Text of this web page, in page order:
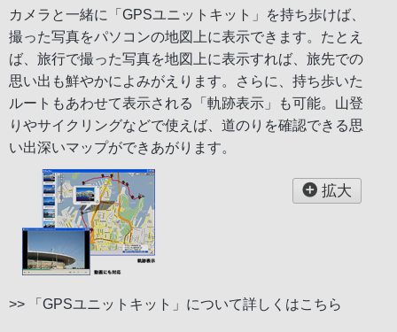
カメラと一緒に「GPSユニットキット」を持ち歩けば、
撮った写真をパソコンの地図上に表示できます。たとえ
ば、旅行で撮った写真を地図上に表示すれば、旅先での
思い出も鮮やかによみがえります。さらに、持ち歩いた
ルートもあわせて表示される「軌跡表示」も可能。山登
りやサイクリングなどで使えば、道のりを確認できる思
い出深いマップができあがります。
拡大
>> 「GPSユニットキット」について詳しくはこちら